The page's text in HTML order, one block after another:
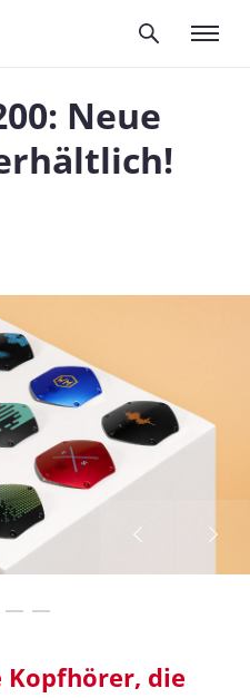
Neue
Kopfhörer, die